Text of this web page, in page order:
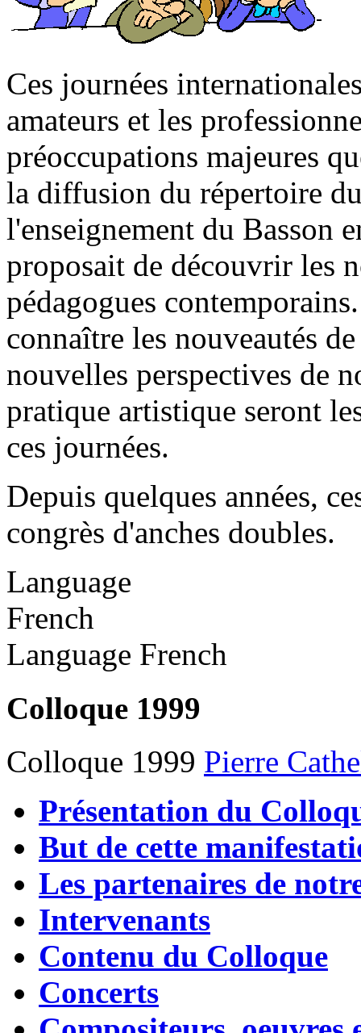
Ces journées
amateurs et les
préoccupations majeures
la diffusion du répertoire
l'enseignement du Basson
proposait de découvrir les
pédagogues
connaître les nouveautés
nouvelles perspectives de
pratique artistique seront
ces journées.
Depuis quelques années,
congrès d'anches doubles.
Language
French
Language French
Colloque 1999
Colloque 1999 Pierre
Présentation du
But de cette
Les partenaires de
Intervenants
Contenu du Colloque
Concerts